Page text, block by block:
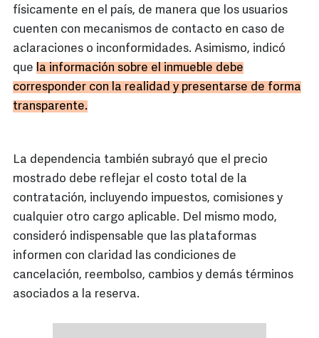
físicamente en el país, de manera que los usuarios
cuenten con mecanismos de contacto en caso de
aclaraciones o inconformidades. Asimismo, indicó
que la información sobre el inmueble debe
corresponder con la realidad y presentarse de forma
transparente.
La dependencia también subrayó que el precio
mostrado debe reflejar el costo total de la
contratación, incluyendo impuestos, comisiones y
cualquier otro cargo aplicable. Del mismo modo,
consideró indispensable que las plataformas
informen con claridad las condiciones de
cancelación, reembolso, cambios y demás términos
asociados a la reserva.